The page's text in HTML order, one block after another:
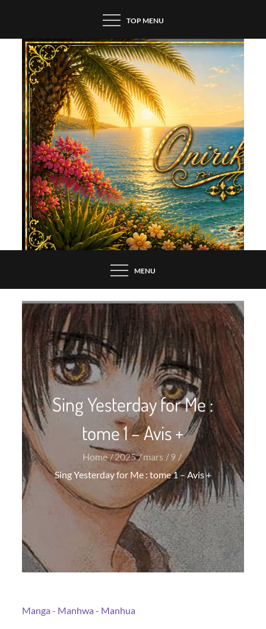
content
TOP MENU
MENU
Sing Yesterday for Me :
tome 1 – Avis +
Home 2025 mars
9
Sing Yesterday for Me : tome 1 – Avis +
Manga - Manhwa - Manhua